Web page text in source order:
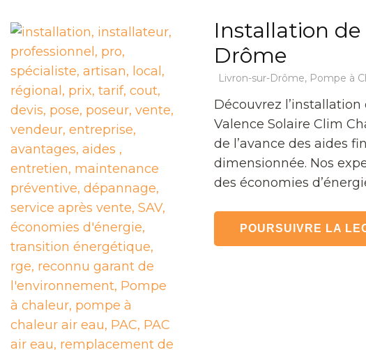
Installation
Drôme
Livron-sur-Drôme, Pompe à
Découvrez
Valence Solaire Clim
de l’avance des aides
dimensionnée. Nos
des économies
POURSUIVRE LA